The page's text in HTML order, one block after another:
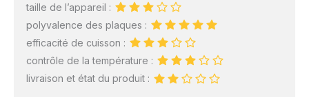
taille de l’appareil :
polyvalence des plaques :
efficacité de cuisson :
contrôle de la température :
livraison et état du produit :